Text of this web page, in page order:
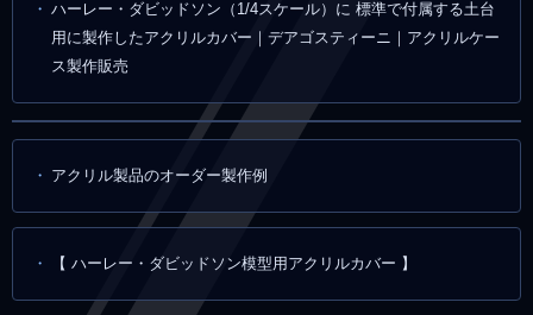
ハーレー・ダビッドソン（1/4スケール）に 標準で付属する土台
用に製作したアクリルカバー｜デアゴスティーニ｜アクリルケー
ス製作販売
アクリル製品のオーダー製作例
【 ハーレー・ダビッドソン模型用アクリルカバー 】